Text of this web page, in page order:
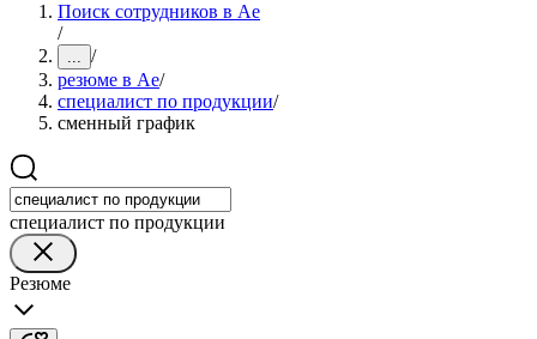
Поиск сотрудников в Ае
/
... /
резюме в Ае/
специалист по продукции/
сменный график
специалист по продукции
Резюме